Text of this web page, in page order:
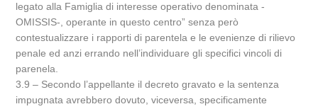
legato alla Famiglia di interesse operativo denominata -
OMISSIS-, operante in questo centro” senza però
contestualizzare i rapporti di parentela e le evenienze di rilievo
penale ed anzi errando nell’individuare gli specifici vincoli di
parenela.
3.9 – Secondo l’appellante il decreto gravato e la sentenza
impugnata avrebbero dovuto, viceversa, specificamente